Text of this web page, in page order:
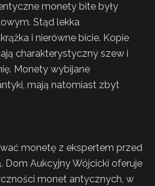
monety bite były
Stąd lekka
i nierówne bicie. Kopie
charakterystyczny szew i
Monety wybijane
mają natomiast zbyt
monetę z ekspertem przed
Dom Aukcyjny Wójcicki oferuje
monet antycznych, w